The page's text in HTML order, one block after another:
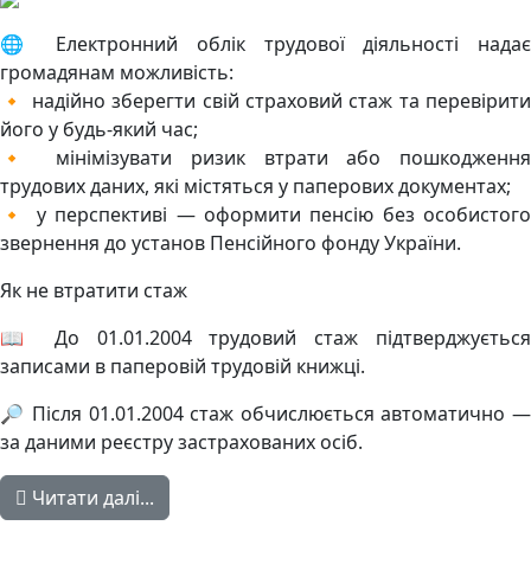
🌐 Електронний облік трудової діяльності надає
громадянам можливість:
🔸 надійно зберегти свій страховий стаж та перевірити
його у будь-який час;
🔸 мінімізувати ризик втрати або пошкодження
трудових даних, які містяться у паперових документах;
🔸 у перспективі — оформити пенсію без особистого
звернення до установ Пенсійного фонду України.
Як не втратити стаж
📖 До 01.01.2004 трудовий стаж підтверджується
записами в паперовій трудовій книжці.
🔎 Після 01.01.2004 стаж обчислюється автоматично —
за даними реєстру застрахованих осіб.
Читати далі...